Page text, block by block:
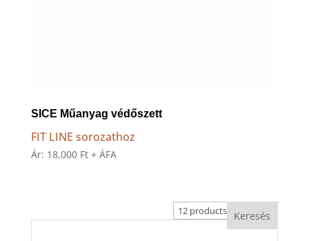
SICE Műanyag védőszett
FIT LINE sorozathoz
Ár: 18,000 Ft + ÁFA